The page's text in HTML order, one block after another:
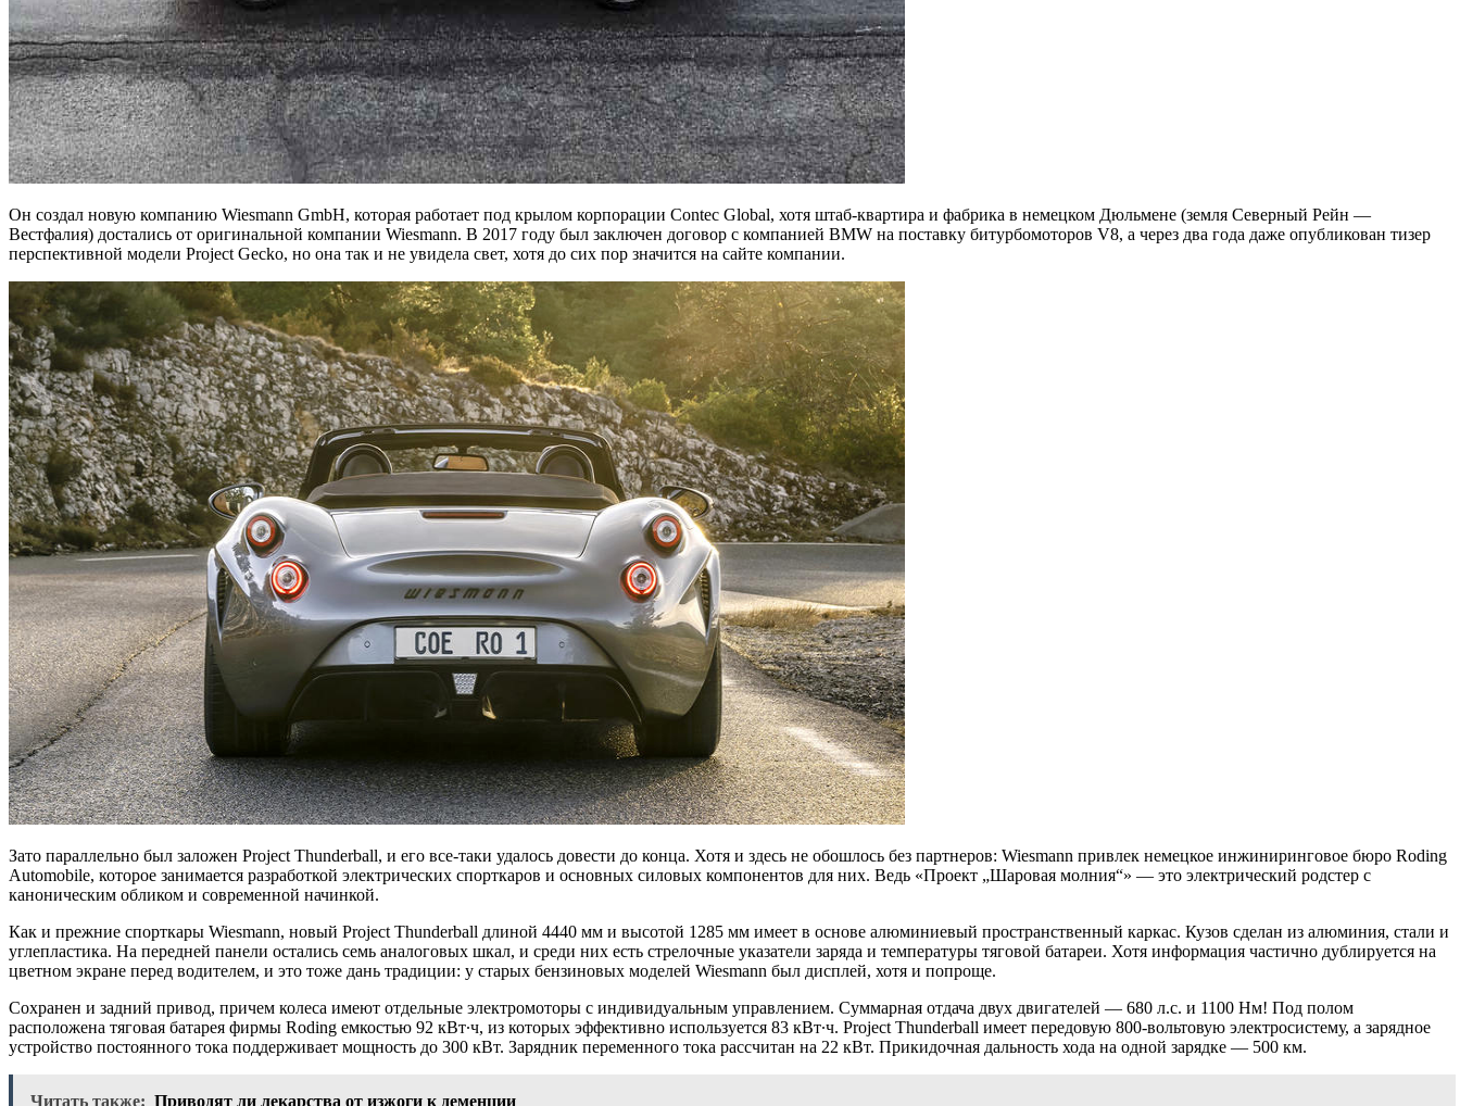
Он создал новую компанию Wiesmann GmbH, которая работает под крылом корпорации Contec Global, хотя штаб-квартира и фабрика в немецком Дюльмене (земля Северный Рейн —
Вестфалия) достались от оригинальной компании Wiesmann. В 2017 году был заключен договор с компанией BMW на поставку битурбомоторов V8, а через два года даже опубликован тизер
перспективной модели Project Gecko, но она так и не увидела свет, хотя до сих пор значится на сайте компании.
Зато параллельно был заложен Project Thunderball, и его все-таки удалось довести до конца. Хотя и здесь не обошлось без партнеров: Wiesmann привлек немецкое инжиниринговое бюро Roding
Automobile, которое занимается разработкой электрических спорткаров и основных силовых компонентов для них. Ведь «Проект „Шаровая молния“» — это электрический родстер с
каноническим обликом и современной начинкой.
Как и прежние спорткары Wiesmann, новый Project Thunderball длиной 4440 мм и высотой 1285 мм имеет в основе алюминиевый пространственный каркас. Кузов сделан из алюминия, стали и
углепластика. На передней панели остались семь аналоговых шкал, и среди них есть стрелочные указатели заряда и температуры тяговой батареи. Хотя информация частично дублируется на
цветном экране перед водителем, и это тоже дань традиции: у старых бензиновых моделей Wiesmann был дисплей, хотя и попроще.
Сохранен и задний привод, причем колеса имеют отдельные электромоторы с индивидуальным управлением. Суммарная отдача двух двигателей — 680 л.с. и 1100 Нм! Под полом
расположена тяговая батарея фирмы Roding емкостью 92 кВт∙ч, из которых эффективно используется 83 кВт∙ч. Project Thunderball имеет передовую 800-вольтовую электросистему, а зарядное
устройство постоянного тока поддерживает мощность до 300 кВт. Зарядник переменного тока рассчитан на 22 кВт. Прикидочная дальность хода на одной зарядке — 500 км.
Читать также: Приводят ли лекарства от изжоги к деменции